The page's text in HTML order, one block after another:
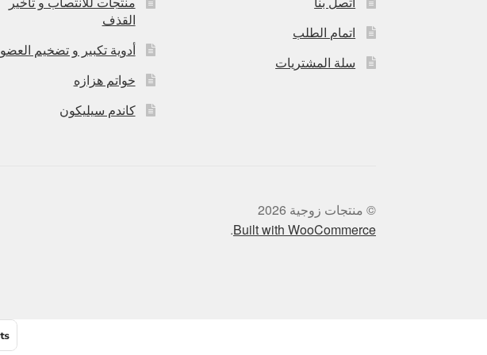
اتمام الطلب
سلة المشتريات
القذف
أدوية تكبير و تضخيم العضو
خواتم هزازه
كاندم سيليكون
© منتجات زوجية 2026
Built with WooCommerce
.